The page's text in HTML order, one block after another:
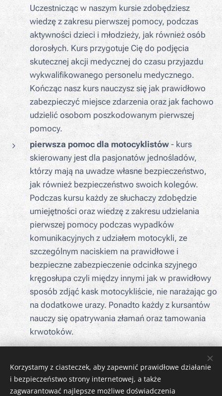
Uczestnicząc w naszym kursie zdobędziesz
wiedzę z zakresu pierwszej pomocy, podczas
aktywności dzieci i młodzieży, jak również osób
dorosłych. Kurs przygotuje Cię do podjęcia
skutecznej akcji medycznej do czasu przyjazdu
wykwalifikowanego personelu medycznego.
Kończąc nasz kurs nauczysz się jak prawidłowo
zabezpieczyć miejsce zdarzenia oraz jak fachowo
udzielić osobom poszkodowanym pierwszej
pomocy.
pierwsza pomoc dla motocyklistów - kurs
skierowany jest dla pasjonatów jednośladów,
którzy mają na uwadze własne bezpieczeństwo,
jak również bezpieczeństwo swoich kolegów.
Podczas kursu każdy ze słuchaczy zdobędzie
umiejętności oraz wiedzę z zakresu udzielania
pierwszej pomocy podczas wypadków
komunikacyjnych z udziałem motocykli, ze
szczególnym naciskiem na prawidłowe i
bezpieczne zabezpieczenie odcinka szyjnego
kręgosłupa czyli między innymi jak w prawidłowy
sposób zdjąć kask motocykliście, nie narażając go
na dodatkowe urazy. Ponadto każdy z kursantów
nauczy się opatrywania złamań oraz tamowania
krwotoków.
WM SAFETY sp. z o. o.
Korzystamy z ciasteczek, aby zapewnić prawidłowe działanie
i bezpieczeństwo strony internetowej, a także
zagwarantować najlepsze możliwe doświadczenia